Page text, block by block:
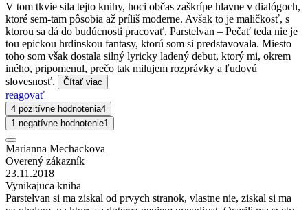
V tom tkvie sila tejto knihy, hoci občas zaškrípe hlavne v dialógoch,
ktoré sem-tam pôsobia až príliš moderne. Avšak to je maličkosť, s
ktorou sa dá do budúcnosti pracovať. Parstelvan – Pečať teda nie je
tou epickou hrdinskou fantasy, ktorú som si predstavovala. Miesto
toho som však dostala silný lyricky ladený debut, ktorý mi, okrem
iného, pripomenul, prečo tak milujem rozprávky a ľudovú
slovesnosť.
Čítať viac
reagovať
4 pozitívne hodnotenia4
1 negatívne hodnotenie1
Marianna Mechackova
Overený zákazník
23.11.2018
Vynikajuca kniha
Parstelvan si ma ziskal od prvych stranok, vlastne nie, ziskal si ma